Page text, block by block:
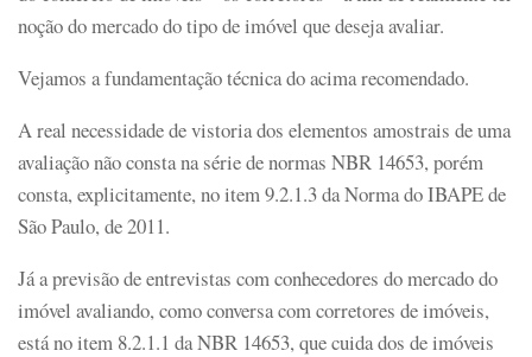
noção do mercado do tipo de imóvel que deseja avaliar.
Vejamos a fundamentação técnica do acima recomendado.
A real necessidade de vistoria dos elementos amostrais de uma
avaliação não consta na série de normas NBR 14653, porém
consta, explicitamente, no item 9.2.1.3 da Norma do IBAPE de
São Paulo, de 2011.
Já a previsão de entrevistas com conhecedores do mercado do
imóvel avaliando, como conversa com corretores de imóveis,
está no item 8.2.1.1 da NBR 14653, que cuida dos de imóveis